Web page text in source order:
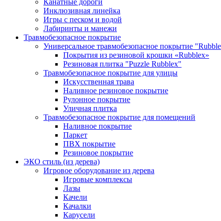
Канатные дороги
Инклюзивная линейка
Игры с песком и водой
Лабиринты и манежи
Травмобезопасное покрытие
Универсальное травмобезопасное покрытие
Покрытия из резиновой крошки «Rubblex»
Резиновая плитка "Puzzle Rubblex"
Травмобезопасное покрытие для улицы
Искусственная трава
Наливное резиновое покрытие
Рулонное покрытие
Уличная плитка
Травмобезопасное покрытие для помещений
Наливное покрытие
Паркет
ПВХ покрытие
Резиновое покрытие
ЭКО стиль (из дерева)
Игровое оборудование из дерева
Игровые комплексы
Лазы
Качели
Качалки
Карусели